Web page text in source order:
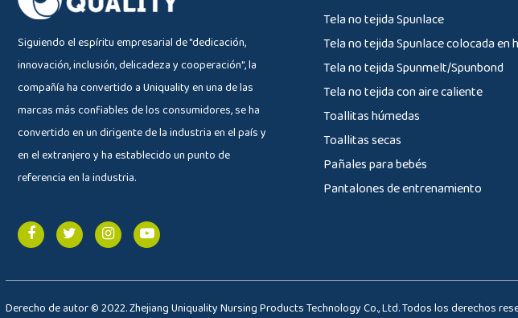
Siguiendo el espíritu empresarial de "dedicación,
innovación, inclusión, delicadeza y cooperación", la
compañía ha convertido a Uniquality en una de las
marcas más confiables de los consumidores, se ha
convertido en un dirigente de la industria en el país y
en el extranjero y ha establecido un punto de
referencia en la industria.
Tela no tejida Spunlace
Tela no tejida Spunlace colocada en
Tela no tejida Spunmelt/Spunbond
Tela no tejida con aire caliente
Toallitas húmedas
Toallitas secas
Pañales para bebés
Pantalones de entrenamiento
Derecho de autor © 2022. Zhejiang Uniquality Nursing Products Technology Co., Ltd. Todos los derechos